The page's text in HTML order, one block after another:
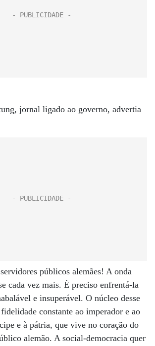
jornal ligado ao governo, advertia
públicos alemães! A onda
cada vez mais. É preciso enfrentá-la
e insuperável. O núcleo desse
constante ao imperador e ao
e à pátria, que vive no coração do
alemão. A social-democracia quer